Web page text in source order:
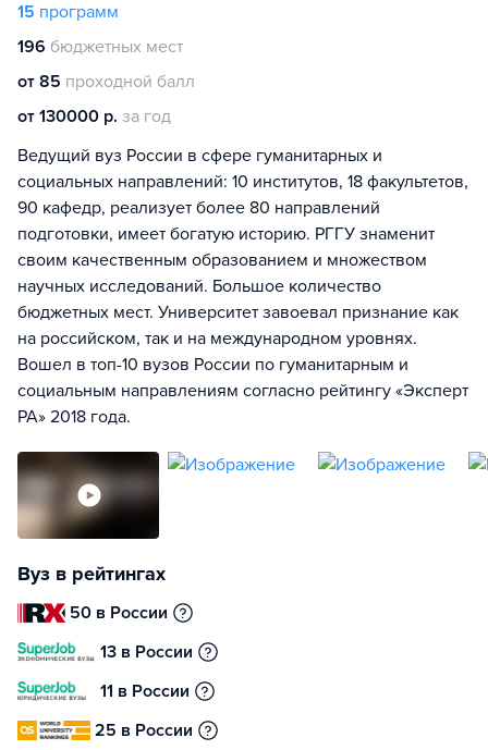
15 программ
196 бюджетных мест
от 85 проходной балл
от 130000 р. за год
Ведущий вуз России в сфере гуманитарных и
социальных направлений: 10 институтов, 18 факультетов,
90 кафедр, реализует более 80 направлений
подготовки, имеет богатую историю. РГГУ знаменит
своим качественным образованием и множеством
научных исследований. Большое количество
бюджетных мест. Университет завоевал признание как
на российском, так и на международном уровнях.
Вошел в топ-10 вузов России по гуманитарным и
социальным направлениям согласно рейтингу «Эксперт
РА» 2018 года.
Вуз в рейтингах
50 в России
13 в России
11 в России
25 в России